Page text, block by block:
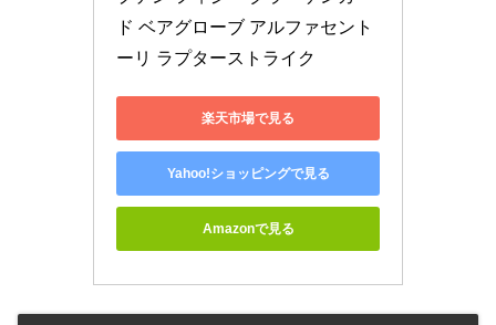
ド ベアグローブ アルファセント
ーリ ラプターストライク
楽天市場で見る
Yahoo!ショッピングで見る
Amazonで見る